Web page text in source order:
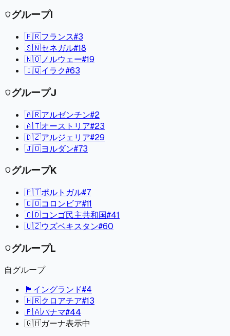
shieldグループI
🇫🇷フランス#3
🇸🇳セネガル#18
🇳🇴ノルウェー#19
🇮🇶イラク#63
shieldグループJ
🇦🇷アルゼンチン#2
🇦🇹オーストリア#23
🇩🇿アルジェリア#29
🇯🇴ヨルダン#73
shieldグループK
🇵🇹ポルトガル#7
🇨🇴コロンビア#11
🇨🇩コンゴ民主共和国#41
🇺🇿ウズベキスタン#60
shieldグループL
自グループ
🏴󠁧󠁢󠁥󠁮󠁧󠁿 イングランド#4
🇭🇷クロアチア#13
🇵🇦パナマ#44
🇬🇭ガーナ表示中